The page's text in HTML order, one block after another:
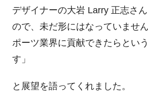
デザイナーの大岩 Larry 正志さ
ので、未だ形にはなっていませ
ポーツ業界に貢献できたらとい
す」
と展望を語ってくれました。